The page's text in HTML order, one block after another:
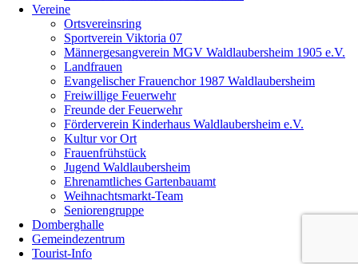
Vereine
Ortsvereinsring
Sportverein Viktoria 07
Männergesangverein MGV Waldlaubersheim 1905 e.V.
Landfrauen
Evangelischer Frauenchor 1987 Waldlaubersheim
Freiwillige Feuerwehr
Freunde der Feuerwehr
Förderverein Kinderhaus Waldlaubersheim e.V.
Kultur vor Ort
Frauenfrühstück
Jugend Waldlaubersheim
Ehrenamtliches Gartenbauamt
Weihnachtsmarkt-Team
Seniorengruppe
Domberghalle
Gemeindezentrum
Tourist-Info